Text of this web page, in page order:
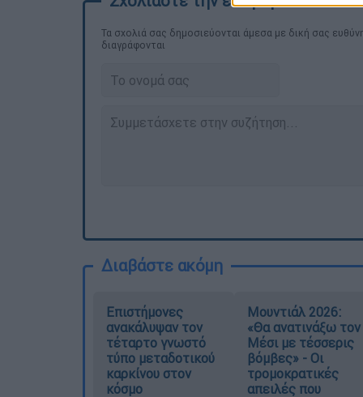
Τα σχολιά σας δημοσιεύονται άμεσα με δική σας
διαγράφονται
Διαβάστε ακόμη
Επιστήμονες
ανακάλυψαν τον
τέταρτο γνωστό
τύπο μεταδοτικού
καρκίνου στον
κόσμο
Μουντιάλ 2026:
«Θα ανατινάξω τον
Μέσι με τέσσερις
βόμβες» - Οι
τρομοκρατικές
απειλές που